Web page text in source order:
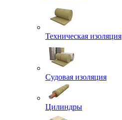
Техническая изоляция
Судовая изоляция
Цилиндры